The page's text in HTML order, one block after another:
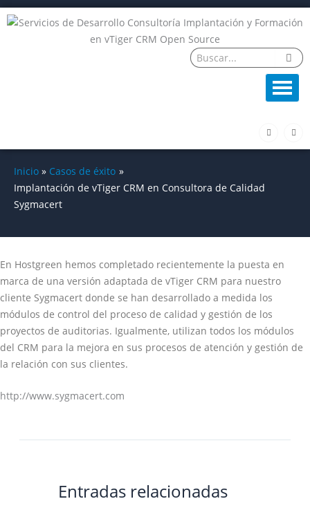
Ir
al
a
c
e
i
n
k
Inicio
Casos de éxito
Implantación de vTiger CRM en Consultora de Calidad
Sygmacert
En Hostgreen hemos completado recientemente la puesta en
marca de una versión adaptada de vTiger CRM para nuestro
cliente Sygmacert donde se han desarrollado a medida los
módulos de control del proceso de calidad y gestión de los
proyectos de auditorias. Igualmente, utilizan todos los módulos
del CRM para la mejora en sus procesos de atención y gestión de
la relación con sus clientes.
http://www.sygmacert.com
Entradas relacionadas